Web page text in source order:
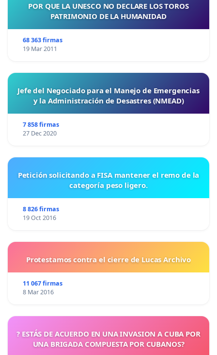
POR QUE LA UNESCO NO DECLARE LOS TOROS
PATRIMONIO DE LA HUMANIDAD
68 363 firmas
19 Mar 2011
Jefe del Negociado para el Manejo de Emergencias
y la Administración de Desastres (NMEAD)
7 858 firmas
27 Dec 2020
Petición solicitando a FISA mantener el remo de la
categoría peso ligero.
8 826 firmas
19 Oct 2016
Protestamos contra el cierre de Lucas Archivo
11 067 firmas
8 Mar 2016
? ESTÁS DE ACUERDO EN UNA INVASION A CUBA POR
UNA BRIGADA COMPUESTA POR CUBANOS?